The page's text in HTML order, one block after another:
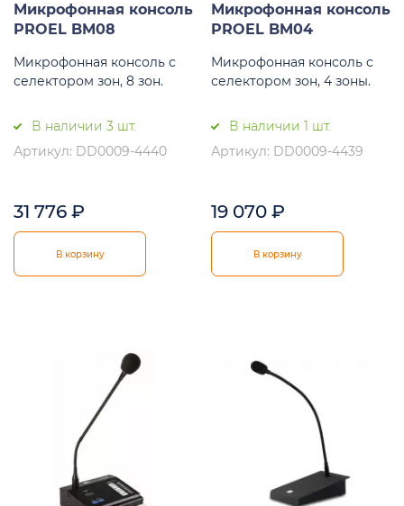
Микрофонная консоль
PROEL BM08
Микрофонная консоль с
селектором зон, 8 зон.
В наличии 3 шт.
Артикул: DD0009-4440
31 776 ₽
В корзину
Микрофонная консоль
PROEL BM04
Микрофонная консоль с
селектором зон, 4 зоны.
В наличии 1 шт.
Артикул: DD0009-4439
19 070 ₽
В корзину